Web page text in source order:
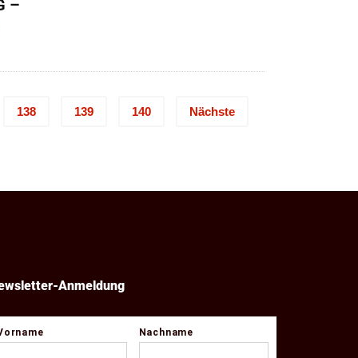
–
€
138 139 140 Nächste
Anmeldung